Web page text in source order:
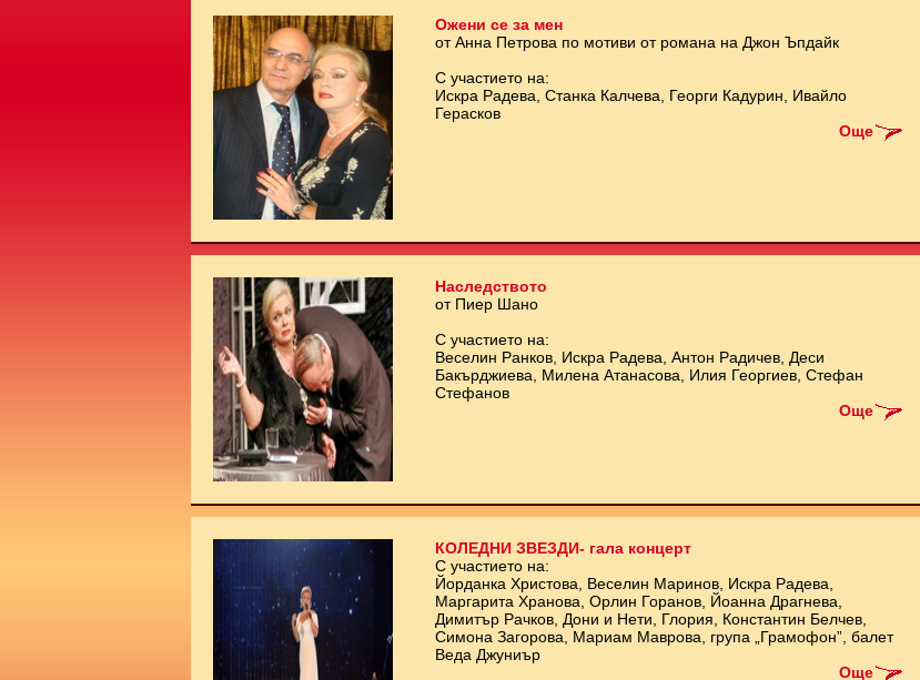
Ожени се за мен
от Анна Петрова по мотиви от романа на Джон Ъпдайк
С участието на:
Искра Радева, Станка Калчева, Георги Кадурин, Ивайло
Герасков
Още
Наследството
от Пиер Шано
С участието на:
Веселин Ранков, Искра Радева, Антон Радичев, Деси
Бакърджиева, Милена Атанасова, Илия Георгиев, Стефан
Стефанов
Още
КОЛЕДНИ ЗВЕЗДИ- гала концерт
С участието на:
Йорданка Христова, Веселин Маринов, Искра Радева,
Маргарита Хранова, Орлин Горанов, Йоанна Драгнева,
Димитър Рачков, Дони и Нети, Глория, Константин Белчев,
Симона Загорова, Мариам Маврова, група „Грамофон”, балет
Веда Джуниър
Още